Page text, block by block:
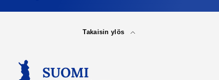
Takaisin ylös